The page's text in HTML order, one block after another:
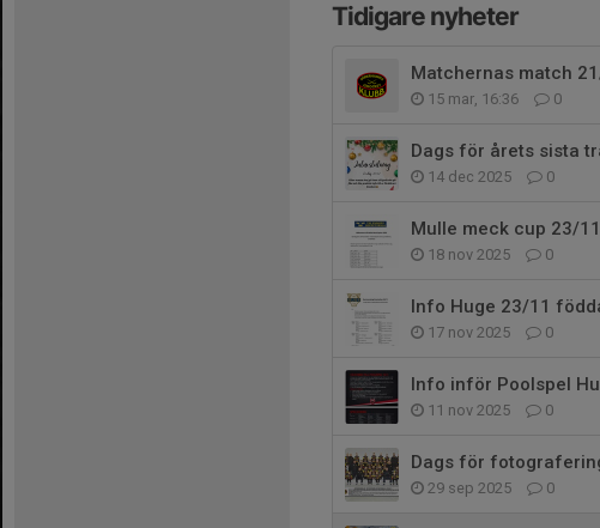
Tidigare nyheter
Matchernas match
15 mar, 16:36 0
Dags för årets sista
14 dec 2025 0
Mulle meck cup 23/
18 nov 2025 0
Info Huge 23/11
17 nov 2025 0
Info inför Poolspel
11 nov 2025 0
Dags för
29 sep 2025 0